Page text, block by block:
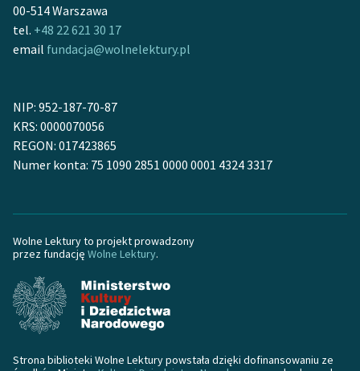
Zasady wykorzystania
Materiały promocyjne
Polityka prywatności
sprawozdania finansowe
Regulamin darowizn
Informacja o treściach
wrażliwych
Deklaracja dostępności
00-514 Warszawa
tel. +48 22 621 30 17
email fundacja@wolnelektury.pl
NIP: 952-187-70-87
KRS: 0000070056
REGON: 017423865
Numer konta: 75 1090 2851 0000 0001 4324 3317
Wolne Lektury to projekt prowadzony
przez fundację Wolne Lektury.
Strona biblioteki Wolne Lektury powstała dzięki dofinansowaniu ze